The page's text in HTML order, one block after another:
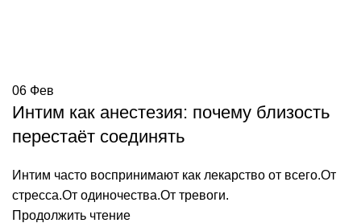
06 Фев
Интим как анестезия: почему близость
перестаёт соединять
Интим часто воспринимают как лекарство от всего.От
стресса.От одиночества.От тревоги.
Продолжить чтение